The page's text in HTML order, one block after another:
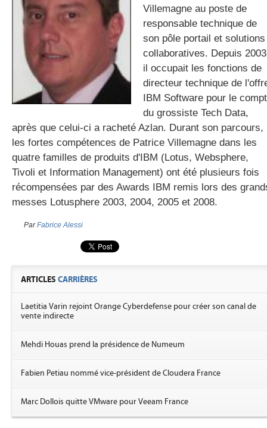
Villemagne au poste de
responsable technique de
son pôle portail et solutions
collaboratives. Depuis
il occupait les fonctions de
directeur technique de
IBM Software pour le
du grossiste Tech Data,
après que celui-ci a racheté Azlan. Durant son parcours,
les fortes compétences de Patrice Villemagne dans les
quatre familles de produits d'IBM (Lotus, Websphere,
Tivoli et Information Management) ont été plusieurs fois
récompensées par des Awards IBM remis lors des
messes Lotusphere 2003, 2004, 2005 et 2008.
ParFabrice Alessi
ARTICLES CARRIÈRES
Laetitia Varin rejoint Orange Cyberdefense pour créer son canal de
vente indirecte
Mehdi Houas prend la présidence de Numeum
Fabien Petiau nommé vice-président de Cloudera France
Marc Dollois quitte VMware pour Veeam France